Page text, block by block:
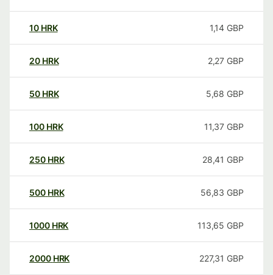
10 HRK 1,14 GBP
20 HRK 2,27 GBP
50 HRK 5,68 GBP
100 HRK 11,37 GBP
250 HRK 28,41 GBP
500 HRK 56,83 GBP
1000 HRK 113,65 GBP
2000 HRK 227,31 GBP